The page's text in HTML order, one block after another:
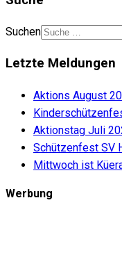
Suchen
Letzte Meldungen
Aktions August
Aktionstag Juli
Schützenfest SV
Mittwoch ist
Werbung